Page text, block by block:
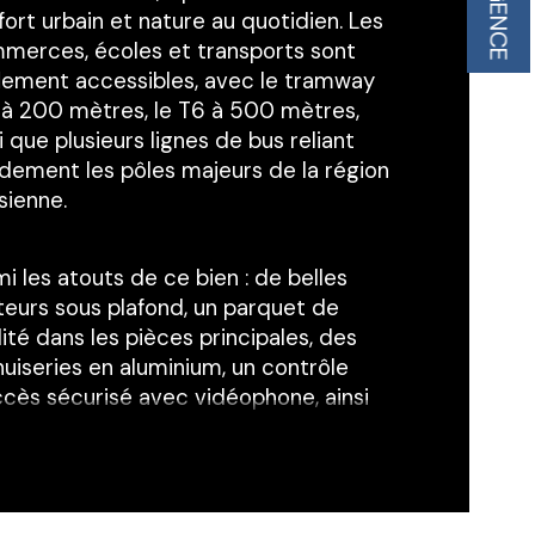
Valeurs
de pièces
urbain et nature au quotidien. Les
écoles et transports sont
accessibles, avec le tramway
à 200 mètres, le T6 à 500 mètres,
que plusieurs lignes de bus reliant
les pôles majeurs de la région
les atouts de ce bien : de belles
sous plafond, un parquet de
dans les pièces principales, des
en aluminium, un contrôle
sécurisé avec vidéophone, ainsi